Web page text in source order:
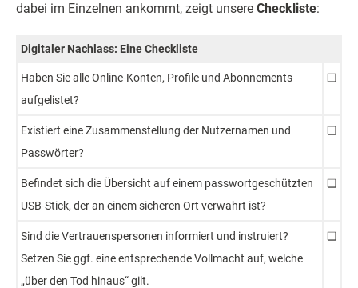
dabei im Einzelnen ankommt, zeigt unsere Checkliste:
Digitaler Nachlass: Eine Checkliste
Haben Sie alle Online-Konten, Profile und Abonnements
aufgelistet?
❏
Existiert eine Zusammenstellung der Nutzernamen und
Passwörter?
❏
Befindet sich die Übersicht auf einem passwortgeschützten
USB-Stick, der an einem sicheren Ort verwahrt ist?
❏
Sind die Vertrauenspersonen informiert und instruiert?
Setzen Sie ggf. eine entsprechende Vollmacht auf, welche
„über den Tod hinaus“ gilt.
❏